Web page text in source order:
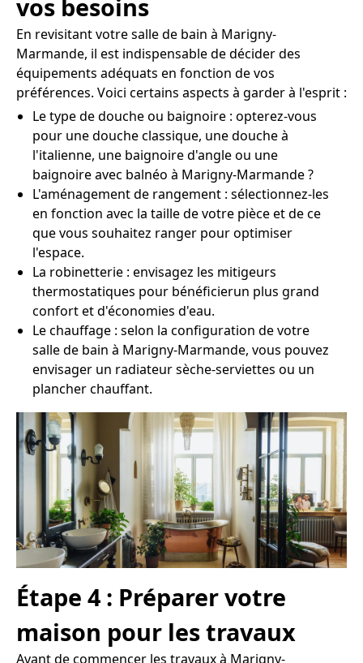
vos besoins
En revisitant votre salle de bain à Marigny-
Marmande, il est indispensable de décider des
équipements adéquats en fonction de vos
préférences. Voici certains aspects à garder à l'esprit :
Le type de douche ou baignoire : opterez-vous
pour une douche classique, une douche à
l'italienne, une baignoire d'angle ou une
baignoire avec balnéo à Marigny-Marmande ?
L'aménagement de rangement : sélectionnez-les
en fonction avec la taille de votre pièce et de ce
que vous souhaitez ranger pour optimiser
l'espace.
La robinetterie : envisagez les mitigeurs
thermostatiques pour bénéficierun plus grand
confort et d'économies d'eau.
Le chauffage : selon la configuration de votre
salle de bain à Marigny-Marmande, vous pouvez
envisager un radiateur sèche-serviettes ou un
plancher chauffant.
Étape 4 : Préparer votre
maison pour les travaux
Avant de commencer les travaux à Marigny-